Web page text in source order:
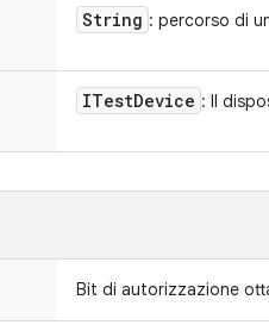
String : percorso di
ITestDevice : Il
Bit di autorizzazione